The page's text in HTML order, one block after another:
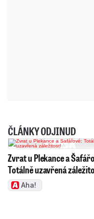
ČLÁNKY ODJINUD
Zvrat u Plekance a
Totálně uzavřená
Aha!